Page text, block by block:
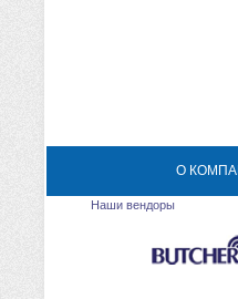
О
Наши вендоры